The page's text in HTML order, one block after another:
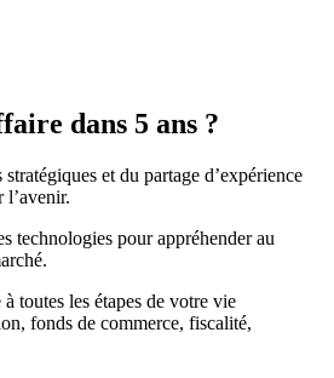
dans 5 ans ?
et du partage d’expérience
l’avenir.
technologies pour appréhender au
toutes les étapes de votre vie
fonds de commerce, fiscalité,